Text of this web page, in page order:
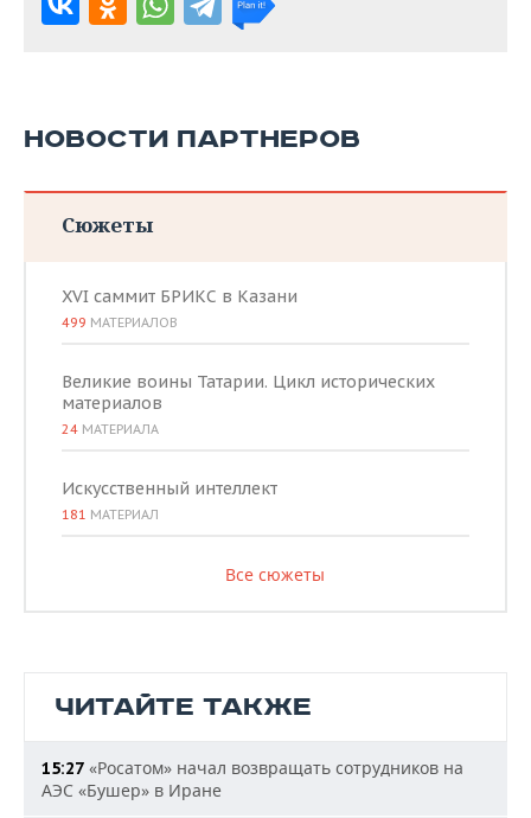
НОВОСТИ ПАРТНЕРОВ
Сюжеты
XVI саммит БРИКС в Казани
499 МАТЕРИАЛОВ
Великие воины Татарии. Цикл исторических
материалов
24 МАТЕРИАЛА
Искусственный интеллект
181 МАТЕРИАЛ
Все сюжеты
ЧИТАЙТЕ ТАКЖЕ
15:27 «Росатом» начал возвращать сотрудников на
АЭС «Бушер» в Иране